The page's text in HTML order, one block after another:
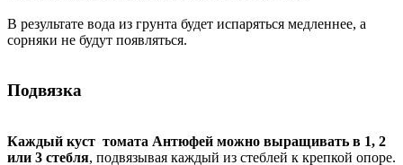
В результате вода из грунта будет испаряться медленнее, а
сорняки не будут появляться.
Подвязка
Каждый куст томата Антюфей можно выращивать в 1, 2
или 3 стебля, подвязывая каждый из стеблей к крепкой опоре.